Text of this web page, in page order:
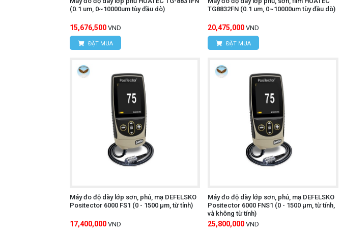
(0.1 um, 0~10000um tùy đầu dò)
15,676,500 VND
ĐẶT MUA
TG8832FN (0.1 um, 0~10000um tùy đầu dò)
20,475,000 VND
ĐẶT MUA
Máy đo độ dày lớp sơn, phủ, mạ DEFELSKO
Positector 6000 FS1 (0 - 1500 µm, từ tính)
17,400,000 VND
Máy đo độ dày lớp sơn, phủ, mạ DEFELSKO
Positector 6000 FNS1 (0 - 1500 µm, từ tính,
và không từ tính)
25,800,000 VND